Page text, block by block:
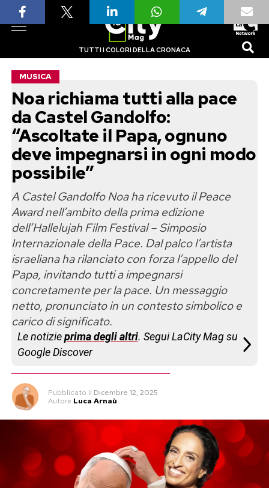
TUTTI I COLORI DELLA CRONACA
MUSICA
Noa richiama tutti alla pace
da Castel Gandolfo:
“Ascoltate il Papa, ognuno
deve impegnarsi in ogni modo
possibile”
A Castel Gandolfo Noa ha ricevuto il Peace
Award nell’ambito della prima edizione
dell’Hallelujah Film Festival – Simposio
Internazionale della Pace. Dal palco l’artista
israeliana ha rilanciato con forza l’appello del
Papa, invitando tutti a impegnarsi
concretamente per la pace. Un messaggio
netto, pronunciato in un contesto simbolico e
carico di significato.
Le notizieprima degli altri. Segui LaCity Mag su
Google Discover
Pubblicato il Dicembre 12, 2025
Autore Luca Arnaù